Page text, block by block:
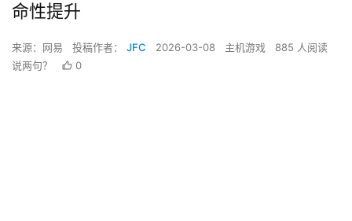
命性提升
来源：网易 投稿作者： JFC 2026-03-08 主机游戏
885 人阅读
说两句？
0